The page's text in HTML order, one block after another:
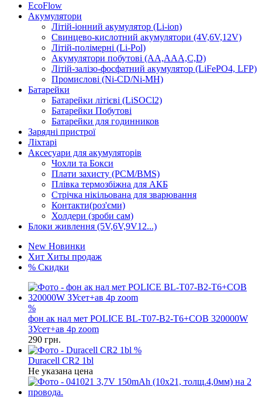
EcoFlow
Акумулятори
Літій-іонний акумулятор (Li-ion)
Свинцево-кислотний акумулятори (4V,6V,12V)
Літій-полімерні (Li-Pol)
Акумулятори побутові (AA,AAA,C,D)
Літій-залізо-фосфатний акумулятор (LiFePO4, LFP)
Промислові (Ni-CD/Ni-MH)
Батарейки
Батарейки літієві (LiSOCl2)
Батарейки Побутові
Батарейки для годинников
Зарядні пристрої
Ліхтарі
Аксесуари для акумуляторів
Чохли та Бокси
Плати захисту (PCM/BMS)
Плівка термозбіжна для АКБ
Стрічка нікільована для зварювання
Контакти(роз'єми)
Холдери (зроби сам)
Блоки живлення (5V,6V,9V12...)
New Новинки
Хит Хиты продаж
% Скидки
%
фон ак нал мет POLICE BL-T07-B2-T6+COB 320000W
ЗУсет+ав 4р zoom
290 грн.
%
Duracell СR2 1bl
Не указана цена